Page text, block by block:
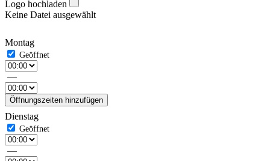
Logo hochladen
Keine Datei ausgewählt
Montag
—
Öffnungszeiten hinzufügen
Dienstag
—